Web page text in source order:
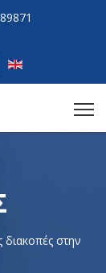
τη γλώσσα σας
διακοπές στην